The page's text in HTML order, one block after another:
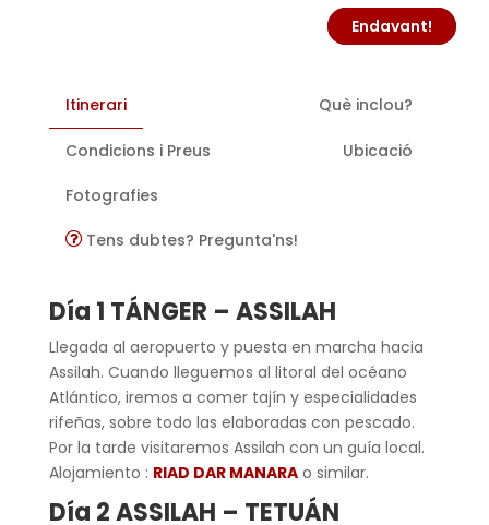
Endavant!
Itinerari Què inclou?
Condicions i Preus Ubicació
Fotografies
Tens dubtes? Pregunta'ns!
Día 1 TÁNGER – ASSILAH
Llegada al aeropuerto y puesta en marcha hacia
Assilah. Cuando lleguemos al litoral del océano
Atlántico, iremos a comer tajín y especialidades
rifeñas, sobre todo las elaboradas con pescado.
Por la tarde visitaremos Assilah con un guía local.
Alojamiento : RIAD DAR MANARAo similar.
Día 2ASSILAH – TETUÁN